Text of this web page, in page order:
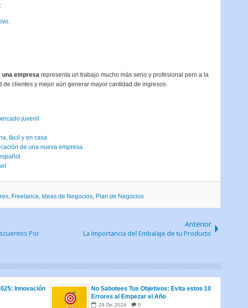
.
una empresarepresenta un trabajo mucho más serio y profesional pero a la
clientes y mejor aún generar mayor cantidad de ingresos.
juvenil
fácil y en casa
de una nueva empresa
, Freelance, Ideas de Negocios, Plan de Negocios
Por
Anterior
La Importancia del Embalaje de tu Producto
Innovación
No Sabotees Tus Objetivos: Evita estos 10
Errores al Empezar el Año
29 Dic 2024 0